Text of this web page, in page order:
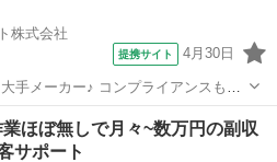
株式会社
提携サイト 4月30日
手メーカー♪ コンプライアンスもし
！
部品組付け作業をお任せします 覚え
ほぼ無しで月々~数万円の副収
サポート